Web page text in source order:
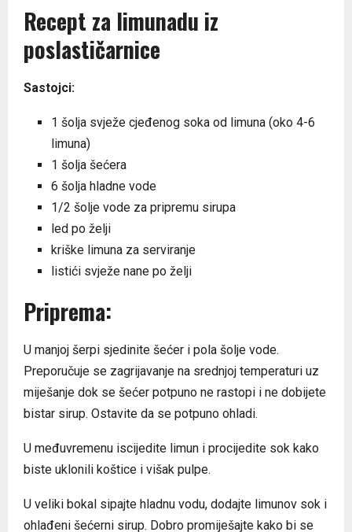
Recept za limunadu iz
poslastičarnice
Sastojci:
1 šolja svježe cjeđenog soka od limuna (oko 4-6
limuna)
1 šolja šećera
6 šolja hladne vode
1/2 šolje vode za pripremu sirupa
led po želji
kriške limuna za serviranje
listići svježe nane po želji
Priprema:
U manjoj šerpi sjedinite šećer i pola šolje vode.
Preporučuje se zagrijavanje na srednjoj temperaturi uz
miješanje dok se šećer potpuno ne rastopi i ne dobijete
bistar sirup. Ostavite da se potpuno ohladi.
U međuvremenu iscijedite limun i procijedite sok kako
biste uklonili koštice i višak pulpe.
U veliki bokal sipajte hladnu vodu, dodajte limunov sok i
ohlađeni šećerni sirup. Dobro promiješajte kako bi se